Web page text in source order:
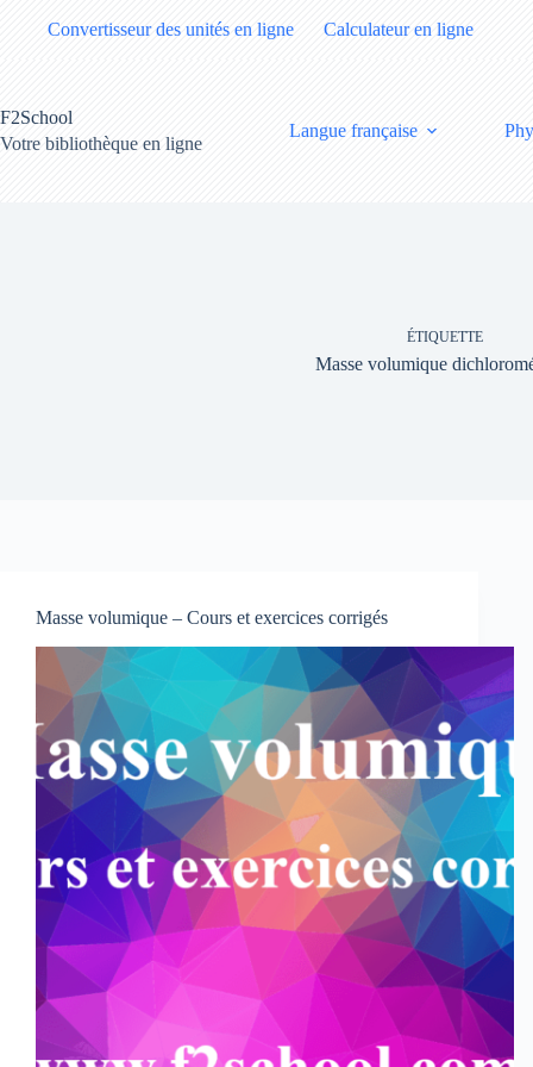
Convertisseur des unités en ligne Calculateur en ligne
F2School
Votre bibliothèque en ligne
Langue française
ÉTIQUETTE
Masse volumique
Masse volumique – Cours et exercices corrigés